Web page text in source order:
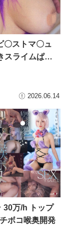
〇ストマ〇ュ
スライムぱ…
2026.06.14
30万/h トップ
ボコ喉奥開発